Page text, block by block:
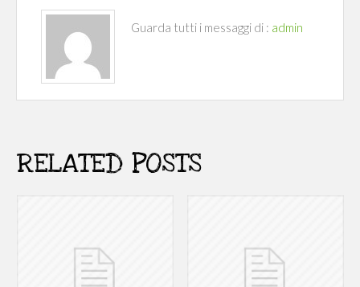
Guarda tutti i messaggi di : admin
RELATED POSTS